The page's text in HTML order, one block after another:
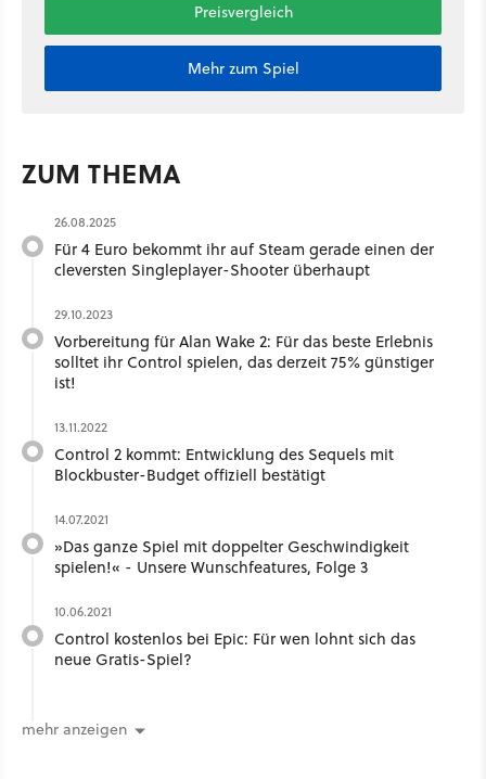
Preisvergleich
Mehr zum Spiel
ZUM THEMA
26.08.2025
Für 4 Euro bekommt ihr auf Steam gerade einen der
cleversten Singleplayer-Shooter überhaupt
29.10.2023
Vorbereitung für Alan Wake 2: Für das beste Erlebnis
solltet ihr Control spielen, das derzeit 75% günstiger
ist!
13.11.2022
Control 2 kommt: Entwicklung des Sequels mit
Blockbuster-Budget offiziell bestätigt
14.07.2021
»Das ganze Spiel mit doppelter Geschwindigkeit
spielen!« - Unsere Wunschfeatures, Folge 3
10.06.2021
Control kostenlos bei Epic: Für wen lohnt sich das
neue Gratis-Spiel?
mehr anzeigen